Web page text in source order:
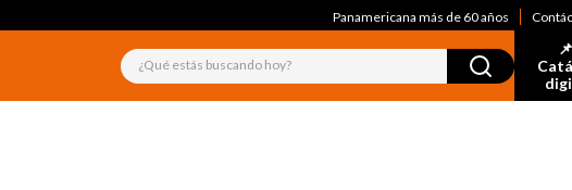
Panamericana más de 60 años
¿Qué estás buscando hoy?